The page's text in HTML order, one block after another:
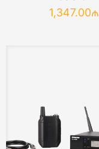
1,347.00₼